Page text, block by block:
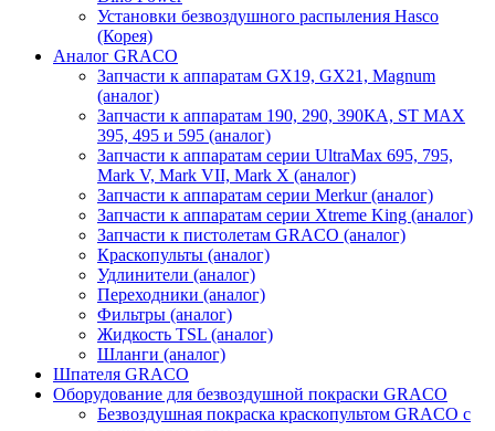
Установки безвоздушного распыления Hasco
(Корея)
Аналог GRACO
Запчасти к аппаратам GX19, GX21, Magnum
(аналог)
Запчасти к аппаратам 190, 290, 390КА, ST MAX
395, 495 и 595 (аналог)
Запчасти к аппаратам серии UltraMax 695, 795,
Mark V, Mark VII, Mark X (аналог)
Запчасти к аппаратам серии Merkur (аналог)
Запчасти к аппаратам серии Xtreme King (аналог)
Запчасти к пистолетам GRACO (аналог)
Краскопульты (аналог)
Удлинители (аналог)
Переходники (аналог)
Фильтры (аналог)
Жидкость TSL (аналог)
Шланги (аналог)
Шпателя GRACO
Оборудование для безвоздушной покраски GRACO
Безвоздушная покраска краскопультом GRACO с